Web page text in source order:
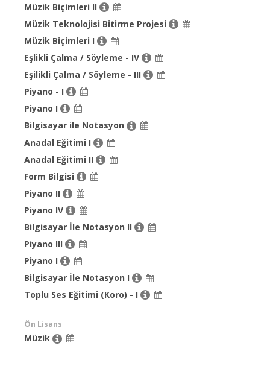
Müzik Biçimleri II
Müzik Teknolojisi Bitirme Projesi
Müzik Biçimleri I
Eşlikli Çalma / Söyleme - IV
Eşilikli Çalma / Söyleme - III
Piyano - I
Piyano I
Bilgisayar ile Notasyon
Anadal Eğitimi I
Anadal Eğitimi II
Form Bilgisi
Piyano II
Piyano IV
Bilgisayar İle Notasyon II
Piyano III
Piyano I
Bilgisayar İle Notasyon I
Toplu Ses Eğitimi (Koro) - I
Ön Lisans
Müzik